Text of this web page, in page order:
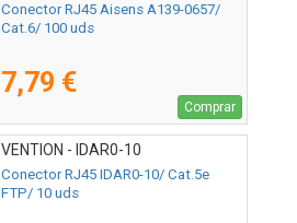
Conector RJ45 Aisens A139-0657/
Cat.6/ 100 uds
7,79 €
Comprar
VENTION - IDAR0-10
Conector RJ45 IDAR0-10/ Cat.5e
FTP/ 10 uds